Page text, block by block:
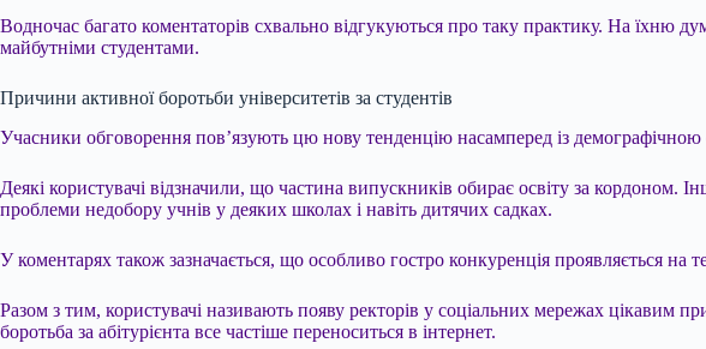
Водночас багато коментаторів схвально відгукуються про таку практику. На їхню
майбутніми студентами.
Причини активної боротьби університетів за студентів
Учасники обговорення пов’язують цю нову тенденцію насамперед із демографічною
Деякі користувачі відзначили, що частина випускників обирає освіту за кордоном.
проблеми недобору учнів у деяких школах і навіть дитячих садках.
У коментарях також зазначається, що особливо гостро конкуренція проявляється на
Разом з тим, користувачі називають появу ректорів у соціальних мережах цікавим
боротьба за абітурієнта все частіше переноситься в інтернет.